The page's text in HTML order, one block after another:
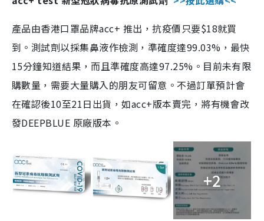
產品由香港口罩品牌acc+ 推出，抗疫價只要$18就買
到。測試劑以採集鼻液作檢測，準確度達99.03%，最快
15分鐘知道結果，而且準確度高達97.25%。目前未有限
購數量，需要大量購入的朋友可留意。不過訂單預計會
在確認後10至21日出貨，如acc+版本賣完，將有機會改
發DEEPBLUE 原廠版本。
+2